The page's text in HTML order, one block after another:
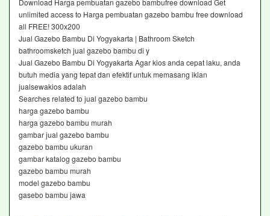
unlimited access to Harga pembuatan gazebo bambu free download
all FREE! 300x200
Jual Gazebo Bambu Di Yogyakarta | Bathroom Sketch
bathroomsketch jual gazebo bambu di y
Jual Gazebo Bambu Di Yogyakarta Agar kios anda cepat laku, anda
butuh media yang tepat dan efektif untuk memasang iklan
jualsewakios adalah
Searches related to jual gazebo bambu
harga gazebo bambu
harga gazebo bambu murah
gambar jual gazebo bambu
gazebo bambu ukuran
gambar katalog gazebo bambu
gazebo bambu murah
model gazebo bambu
gasebo bambu jawa